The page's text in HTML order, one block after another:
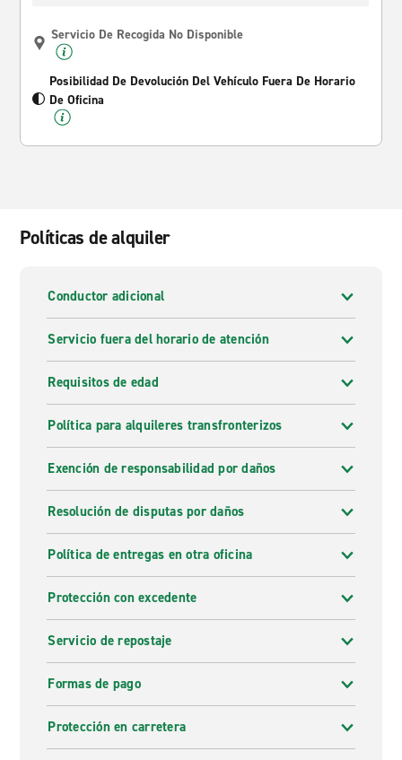
Servicio De Recogida No Disponible
Posibilidad De Devolución Del Vehículo Fuera De Horario
De Oficina
Políticas de alquiler
Conductor adicional
Servicio fuera del horario de atención
Requisitos de edad
Política para alquileres transfronterizos
Exención de responsabilidad por daños
Resolución de disputas por daños
Política de entregas en otra oficina
Protección con excedente
Servicio de repostaje
Formas de pago
Protección en carretera